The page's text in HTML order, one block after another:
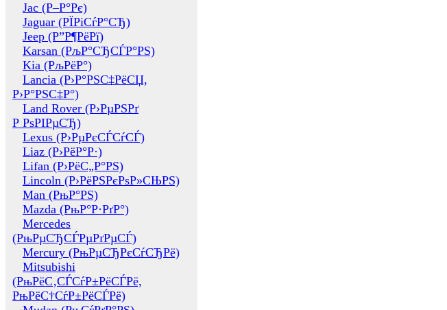
Jac (Р–Р°Рє)
Jaguar (РЇРіСѓР°СЂ)
Jeep (Р”Р¶РёРї)
Karsan (РљР°СЂСЃР°РЅ)
Kia (РљРёР°)
Lancia (Р›Р°РЅС‡РёСЏ,
Р›Р°РЅС‡Р°)
Land Rover (Р›РµРЅРґ
Р РѕРІРµСЂ)
Lexus (Р›РµРєСЃСѓСЃ)
Liaz (Р›РёР°Р·)
Lifan (Р›РёС„Р°РЅ)
Lincoln (Р›РёРЅРєРѕР»СЊРЅ)
Man (РњР°РЅ)
Mazda (РњР°Р·РґР°)
Mercedes
(РњРµСЂСЃРµРґРµСЃ)
Mercury (РњРµСЂРєСѓСЂРё)
Mitsubishi
(РњРёС‚СЃСѓР±РёСЃРё,
РњРёС†СѓР±РёСЃРё)